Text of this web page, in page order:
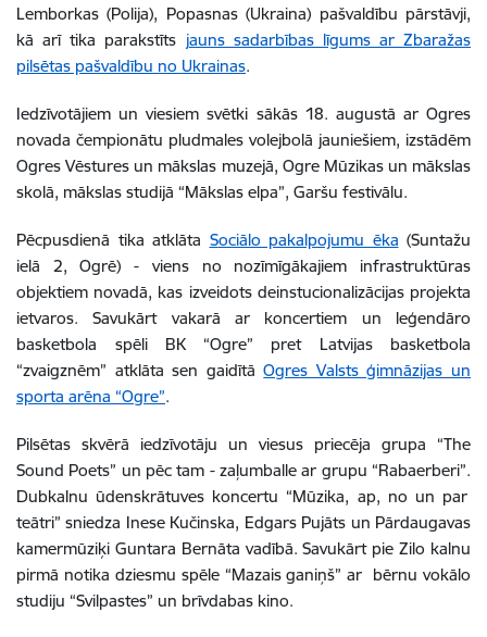
Lemborkas (Polija), Popasnas (Ukraina) pašvaldību pārstāvji,
kā arī tika parakstīts jauns sadarbības līgums ar Zbaražas
pilsētas pašvaldību no Ukrainas.
Iedzīvotājiem un viesiem svētki sākās 18. augustā ar Ogres
novada čempionātu pludmales volejbolā jauniešiem, izstādēm
Ogres Vēstures un mākslas muzejā, Ogre Mūzikas un mākslas
skolā, mākslas studijā “Mākslas elpa”, Garšu festivālu.
Pēcpusdienā tika atklāta Sociālo pakalpojumu ēka (Suntažu
ielā 2, Ogrē) - viens no nozīmīgākajiem infrastruktūras
objektiem novadā, kas izveidots deinstucionalizācijas projekta
ietvaros. Savukārt vakarā ar koncertiem un leģendāro
basketbola spēli BK “Ogre” pret Latvijas basketbola
“zvaigznēm” atklāta sen gaidītā Ogres Valsts ģimnāzijas un
sporta arēna “Ogre”.
Pilsētas skvērā iedzīvotāju un viesus priecēja grupa “The
Sound Poets” un pēc tam - zaļumballe ar grupu “Rabaerberi”.
Dubkalnu ūdenskrātuves koncertu “Mūzika, ap, no un par
teātri” sniedza Inese Kučinska, Edgars Pujāts un Pārdaugavas
kamermūziķi Guntara Bernāta vadībā. Savukārt pie Zilo kalnu
pirmā notika dziesmu spēle “Mazais ganiņš” ar bērnu vokālo
studiju “Svilpastes” un brīvdabas kino.